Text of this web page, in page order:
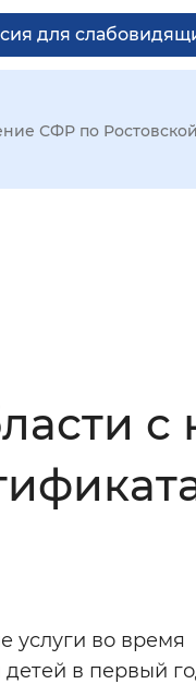
для
Большой
СФР по Ростовской
с
услуги во время
в первый